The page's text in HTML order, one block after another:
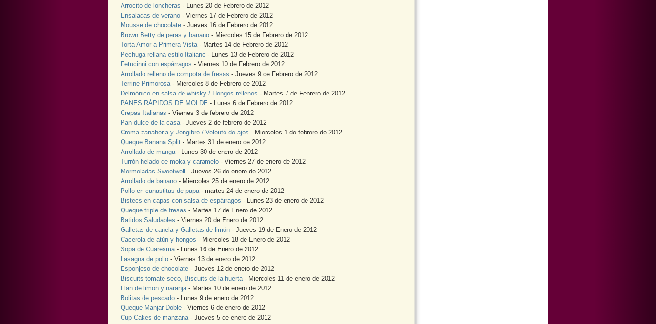
Arrocito de loncheras - Lunes 20 de Febrero de 2012
Ensaladas de verano - Viernes 17 de Febrero de 2012
Mousse de chocolate - Jueves 16 de Febrero de 2012
Brown Betty de peras y banano - Miercoles 15 de Febrero de 2012
Torta Amor a Primera Vista- Martes 14 de Febrero de 2012
Pechuga rellana estilo Italiano - Lunes 13 de Febrero de 2012
Fetucinni con espárragos - Viernes 10 de Febrero de 2012
Arrollado relleno de compota de fresas - Jueves 9 de Febrero de 2012
Terrine Primorosa- Miercoles 8 de Febrero de 2012
Delmónico en salsa de whisky / Hongos rellenos - Martes 7 de Febrero de 2012
PANES RÁPIDOS DE MOLDE - Lunes 6 de Febrero de 2012
Crepas Italianas - Viernes 3 de febrero de 2012
Pan dulce de la casa- Jueves 2 de febrero de 2012
Crema zanahoria y Jengibre / Velouté de ajos - Miercoles 1 de febrero de 2012
Queque Banana Split - Martes 31 de enero de 2012
Arrollado de manga- Lunes 30 de enero de 2012
Turrón helado de moka y caramelo - Viernes 27 de enero de 2012
Mermeladas Sweetwell
- Jueves 26 de enero de 2012
Arrollado de banano - Miercoles 25 de enero de 2012
Pollo en canastitas de papa- martes 24 de enero de 2012
Bistecs en capas con salsa de espárragos - Lunes 23 de enero de 2012
Queque triple de fresas - Martes 17 de Enero de 2012
Batidos Saludables - Viernes 20 de Enero de 2012
Galletas de canela y Galletas de limón - Jueves 19 de Enero de 2012
Cacerola de atún y hongos - Miercoles 18 de Enero de 2012
Sopa de Cuaresma- Lunes 16 de Enero de 2012
Lasagna de pollo - Viernes 13 de enero de 2012
Esponjoso de chocolate - Jueves 12 de enero de 2012
Biscuits tomate seco, Biscuits de la huerta- Miercoles 11 de enero de 2012
Flan de limón y naranja- Martes 10 de enero de 2012
Bolitas de pescado - Lunes 9 de enero de 2012
Queque Manjar Doble - Viernes 6 de enero de 2012
Cup Cakes de manzana- Jueves 5 de enero de 2012